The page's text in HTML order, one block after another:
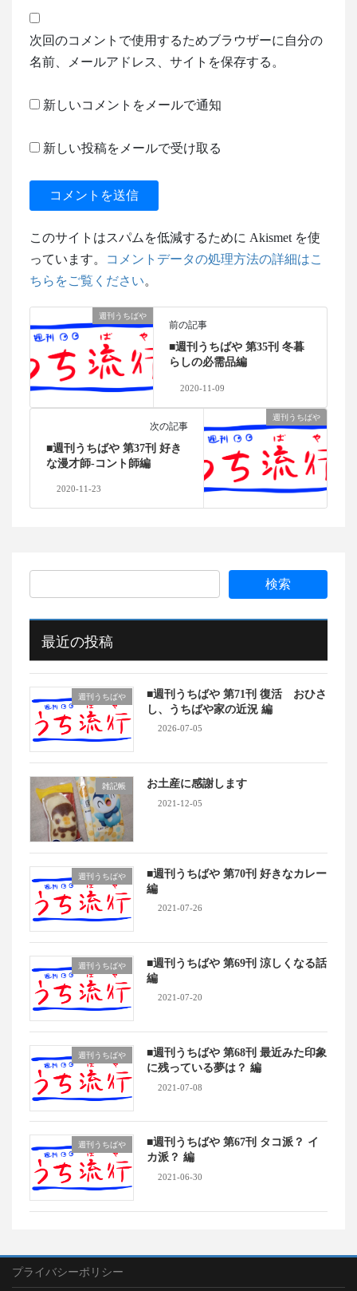
次回のコメントで使用するためブラウザーに自分の
名前、メールアドレス、サイトを保存する。
新しいコメントをメールで通知
新しい投稿をメールで受け取る
このサイトはスパムを低減するために Akismet を使
っています。 コメントデータの処理方法の詳細はこ
ちらをご覧ください。
週刊うちばや
前の記事
■週刊うちばや 第35刊 冬暮
らしの必需品編
2020-11-09
週刊うちばや
次の記事
■週刊うちばや 第37刊 好き
な漫才師-コント師編
2020-11-23
最近の投稿
週刊うちばや
■週刊うちばや 第71刊 復活 おひさ
し、うちばや家の近況 編
2026-07-05
雑記帳 お土産に感謝します
2021-12-05
週刊うちばや
■週刊うちばや 第70刊 好きなカレー
編
2021-07-26
週刊うちばや
■週刊うちばや 第69刊 涼しくなる話
編
2021-07-20
週刊うちばや
■週刊うちばや 第68刊 最近みた印象
に残っている夢は？ 編
2021-07-08
週刊うちばや
■週刊うちばや 第67刊 タコ派？ イ
カ派？ 編
2021-06-30
プライバシーポリシー